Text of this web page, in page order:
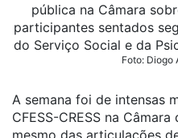
Foto: Diogo
A semana foi de intensas
CFESS-CRESS na
mesmo das articulações